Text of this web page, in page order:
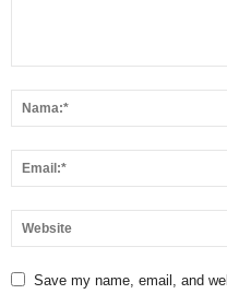
Save my name, email, and